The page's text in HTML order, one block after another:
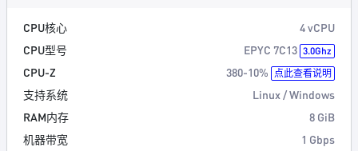
CPU核心
4 vCPU
CPU型号
EPYC 7C13 3.0Ghz
CPU-Z 380-10% 点此查看说明
支持系统
Linux / Windows
RAM内存
8 GiB
机器带宽
1 Gbps